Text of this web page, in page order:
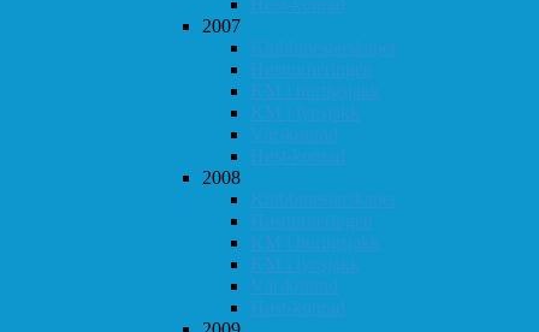
2007
Klubbmesterskapet
Høstturneringen
KM i hurtigsjakk
KM i lynsjakk
Vår-konrad
Høst-konrad
2008
Klubbmesterskapet
Høstturneringen
KM i hurtigsjakk
KM i lynsjakk
Vår-konrad
Høst-konrad